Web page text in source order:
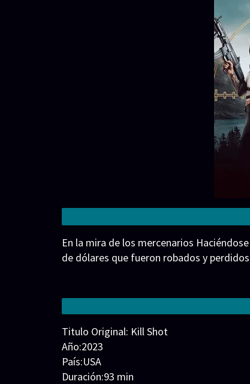
En la mira de los mercenarios
de dólares que fueron robados y
Titulo Original: Kill Shot
Año:2023
País:USA
Duración:93 min